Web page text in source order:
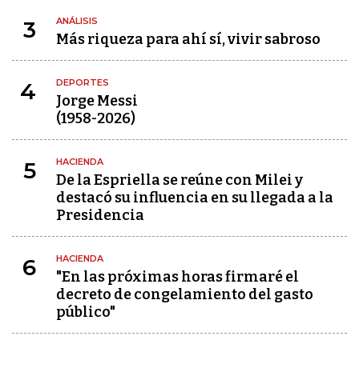
3 ANÁLISIS
Más riqueza para ahí sí, vivir sabroso
4 DEPORTES
Jorge Messi
(1958-2026)
5 HACIENDA
De la Espriella se reúne con Milei y
destacó su influencia en su llegada a la
Presidencia
6 HACIENDA
"En las próximas horas firmaré el
decreto de congelamiento del gasto
público"